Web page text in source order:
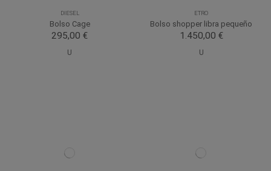
DIESEL
Bolso Cage
295,00 €
U
ETRO
Bolso shopper libra pequeño
1.450,00 €
U